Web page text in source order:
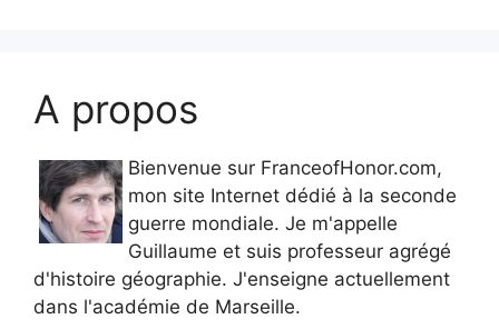
A propos
Bienvenue sur FranceofHonor.com,
mon site Internet dédié à la seconde
guerre mondiale. Je m'appelle
Guillaume et suis professeur agrégé
d'histoire géographie. J'enseigne actuellement
dans l'académie de Marseille.